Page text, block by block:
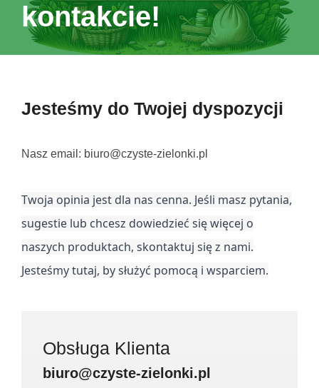
kontakcie!
Jesteśmy do Twojej dyspozycji
Nasz email: biuro@czyste-zielonki.pl
Twoja opinia jest dla nas cenna. Jeśli masz pytania,
sugestie lub chcesz dowiedzieć się więcej o
naszych produktach, skontaktuj się z nami.
Jesteśmy tutaj, by służyć pomocą i wsparciem.
Obsługa Klienta
biuro@czyste-zielonki.pl